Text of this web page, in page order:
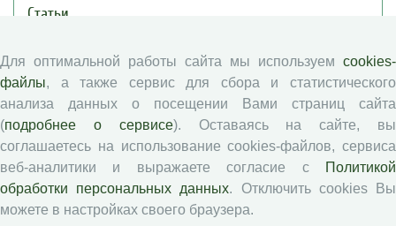
Статьи
Авторам
Правила для авторов
Типовой лицензионный договор
Публикационная этика
Согласие на обработку персональных данных
Для оптимальной работы сайта мы используем cookies-
файлы, а также сервис для сбора и статистического
анализа данных о посещении Вами страниц сайта
(подробнее о сервисе). Оставаясь на сайте, вы
соглашаетесь на использование cookies-файлов, сервиса
веб-аналитики и выражаете согласие с
Политикой
обработки персональных данных. Отключить cookies Вы
можете в настройках своего браузера.